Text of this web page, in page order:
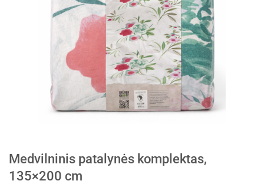
Medvilninis patalynės komplektas,
135×200 cm